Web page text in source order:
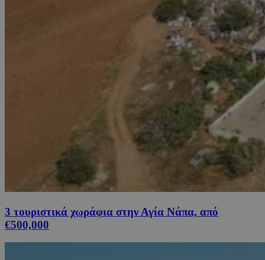
3 τουριστικά χωράφια στην Αγία Νάπα, από
€500,000